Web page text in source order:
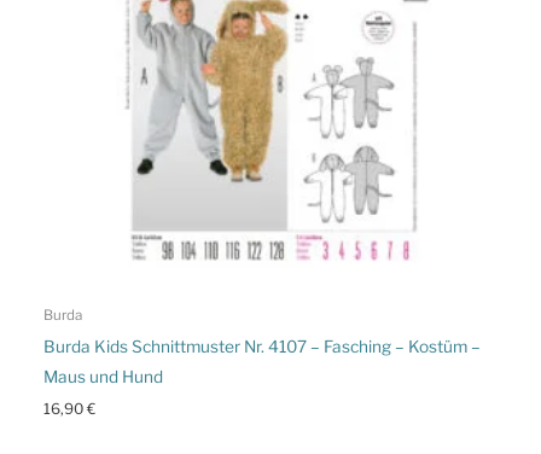
Burda
Burda Kids Schnittmuster Nr. 4107 – Fasching – Kostüm –
Maus und Hund
16,90€